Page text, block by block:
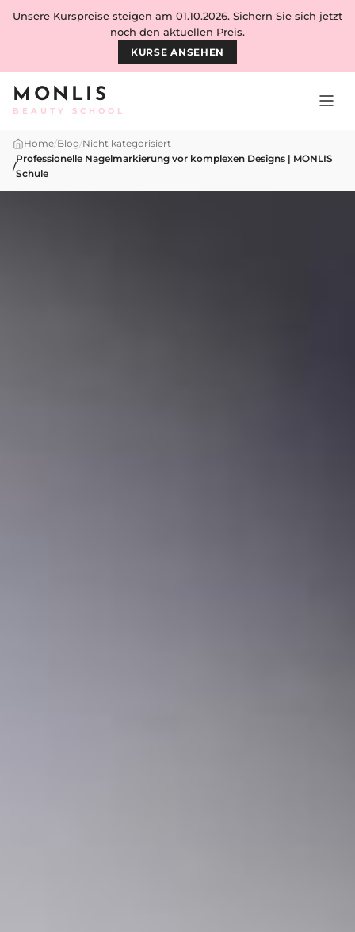
Skip to content
MONLIS
BEAUTY SCHOOL
Unsere Kurspreise steigen am 01.10.2026. Sichern Sie sich jetzt
noch den aktuellen Preis.
KURSE ANSEHEN
Home/Blog/Nicht kategorisiert
/
Professionelle Nagelmarkierung vor komplexen Designs | MONLIS
Schule